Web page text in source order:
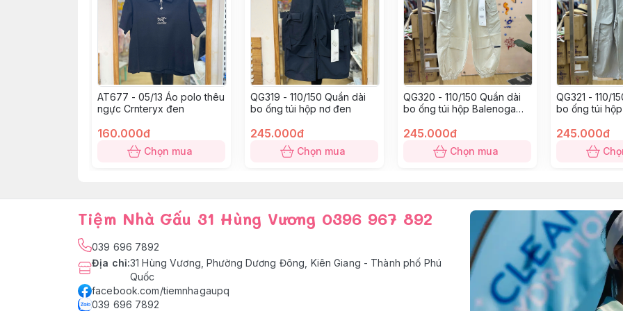
AT677 - 05/13 Áo polo thêu
ngực Crnteryx đen
160.000đ
Chọn mua
QG319 - 110/150 Quần dài
bo ống túi hộp nơ đen
245.000đ
Chọn mua
QG320 - 110/150 Quần dài
bo ống túi hộp Balenoga
245.000đ
Chọn mua
QG321 - 110/
bo ống túi
245.000đ
Tiệm Nhà Gấu 31 Hùng Vương 0396 967 892
039 696 7892
Địa chỉ:31 Hùng Vương, Phường Dương Đông, Kiên Giang - Thành phố Phú
Quốc
facebook.com/tiemnhagaupq
039 696 7892